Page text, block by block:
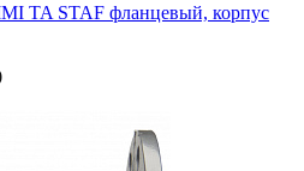
TA STAF фланцевый, корпус